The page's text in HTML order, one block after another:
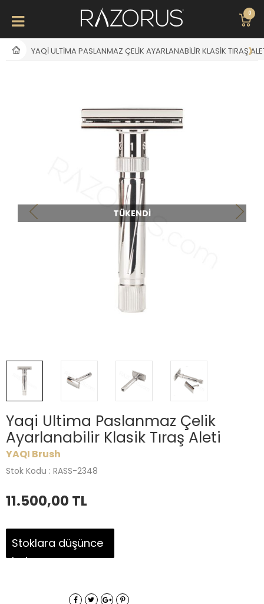
0
YAQI ULTIMA PASLANMAZ ÇELIK AYARLANABILIR KLASIK TIRAŞ
TÜKENDI
Yaqi Ultima Paslanmaz Çelik
Ayarlanabilir Klasik Tıraş Aleti
YAQI Brush
Stok Kodu : RASS-2348
11.500,00 TL
Stoklara düşünce
haber ver